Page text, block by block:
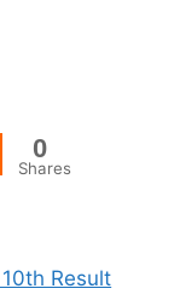
0
Shares
10th Result